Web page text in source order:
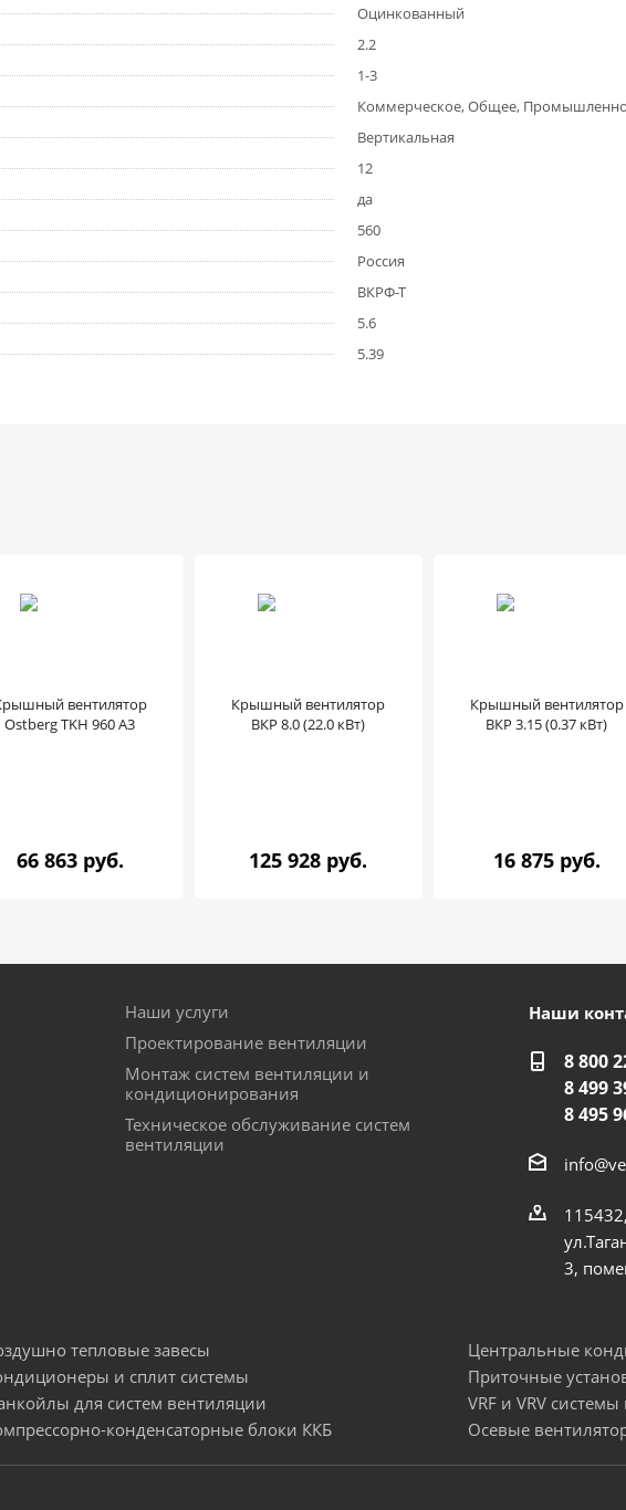
Оцинкованный
2.2
1-3
Коммерческое, Общее,
Вертикальная
12
да
560
Россия
ВКРФ-Т
5.6
5.39
вентилятор
Ostberg TKH 960 A3
66 863 руб.
Крышный вентилятор
ВКР 8.0 (22.0 кВт)
125 928 руб.
Крышный вентилятор
ВКР 3.15 (0.37 кВт)
16 875 руб.
Наши услуги
Проектирование вентиляции
Монтаж систем вентиляции и
кондиционирования
Техническое обслуживание систем
вентиляции
Наши
8 800
8 499
8 495
3,
тепловые завесы
и сплит системы
для систем вентиляции
конденсаторные блоки ККБ
Центральные
Приточные
VRF и VRV
Осевые